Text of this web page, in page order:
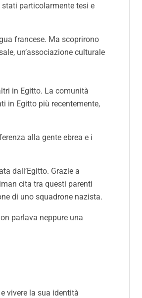
particolarmente tesi e
francese. Ma scoprirono
un’associazione culturale
in Egitto. La comunità
in Egitto più recentemente,
alla gente ebrea e i
dall’Egitto. Grazie a
cita tra questi parenti
di uno squadrone nazista.
parlava neppure una
vivere la sua identità